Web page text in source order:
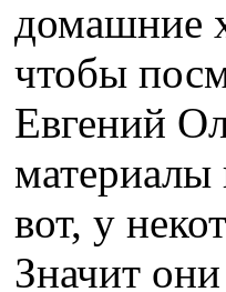
домашние
чтобы
Евгений
вот, у
Значит